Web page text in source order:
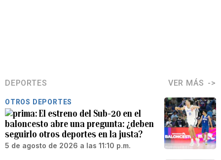
DEPORTES VER MÁS
OTROS DEPORTES
El estreno del Sub-20 en el
baloncesto abre una pregunta: ¿deben
seguirlo otros deportes en la justa?
5 de agosto de 2026 a las 11:10 p.m.